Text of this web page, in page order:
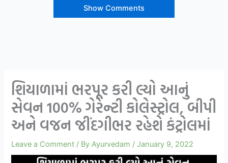
Show Comments
શિયાળામાં ભરપૂર કરી લ્યો આનું
સેવન 100% ગેરેન્ટી કોલેસ્ટ્રોલ, બીપી
અને વજન જીંદગીભર રહેશે કંટ્રોલમાં
Leave a Comment / By Ayurvedam /January 9, 2022